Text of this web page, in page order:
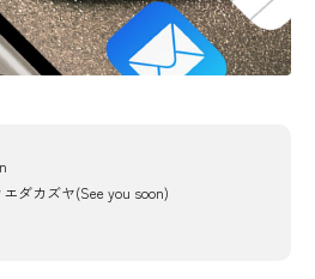
ダカズヤ(See you soon)